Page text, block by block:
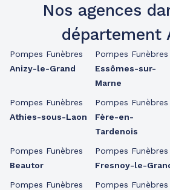
Nos agences
département
Pompes Funèbres
Anizy-le-Grand
Pompes Funèbres
Athies-sous-Laon
Pompes Funèbres
Beautor
Pompes Funèbres
Pompes Funèbres
Essômes-sur-
Marne
Pompes Funèbres
Fère-en-
Tardenois
Pompes Funèbres
Fresnoy-le-
Pompes Funèbres